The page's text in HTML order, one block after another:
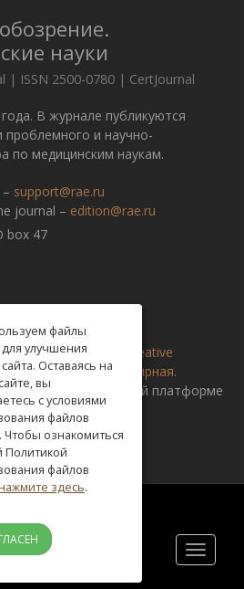
науки
| ISSN 2500-0780 | CertJournal
В журнале публикуются
проблемного и научно-
по медицинским наукам.
support@rae.ru
journal – edition@rae.ru
box 47
полицензии Creative
4.0 Всемирная.
издательской платформе
of natural history
Toggle
файлы
улучшения
Оставаясь на
вы
с условиями
файлов
Чтобы ознакомиться
Политикой
файлов
здесь.